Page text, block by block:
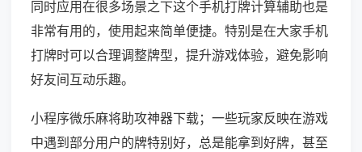
同时应用在很多场景之下这个手机打牌计算辅助也是
非常有用的，使用起来简单便捷。特别是在大家手机
打牌时可以合理调整牌型，提升游戏体验，避免影响
好友间互动乐趣。
小程序微乐麻将助攻神器下载；一些玩家反映在游戏
中遇到部分用户的牌特别好，总是能拿到好牌，甚至